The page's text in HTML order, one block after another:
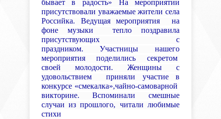
бывает в радость» На мероприятии
присутствовали уважаемые жители села
Российка. Ведущая мероприятия на
фоне музыки тепло поздравила
присутствующих с
праздником. Участницы нашего
мероприятия поделились секретом
своей молодости. Женщины с
удовольствием приняли участие в
конкурсе «смекалка»,чайно-самоварной
викторине. Вспоминали смешные
случаи из прошлого, читали любимые
стихи